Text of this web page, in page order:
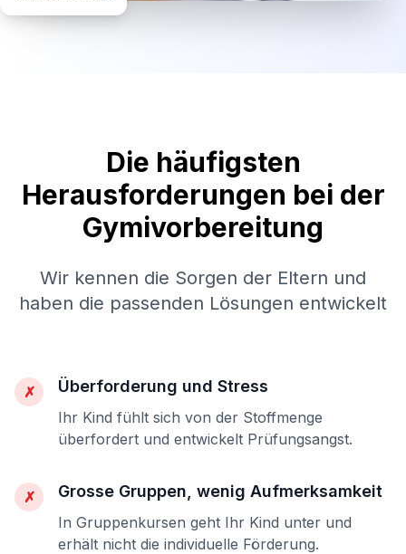
Die häufigsten
Herausforderungen bei der
Gymivorbereitung
Wir kennen die Sorgen der Eltern und
haben die passenden Lösungen entwickelt
✗ Überforderung und Stress
Ihr Kind fühlt sich von der Stoffmenge
überfordert und entwickelt Prüfungsangst.
✗ Grosse Gruppen, wenig Aufmerksamkeit
In Gruppenkursen geht Ihr Kind unter und
erhält nicht die individuelle Förderung.